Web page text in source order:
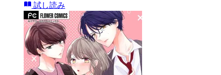
試し読み